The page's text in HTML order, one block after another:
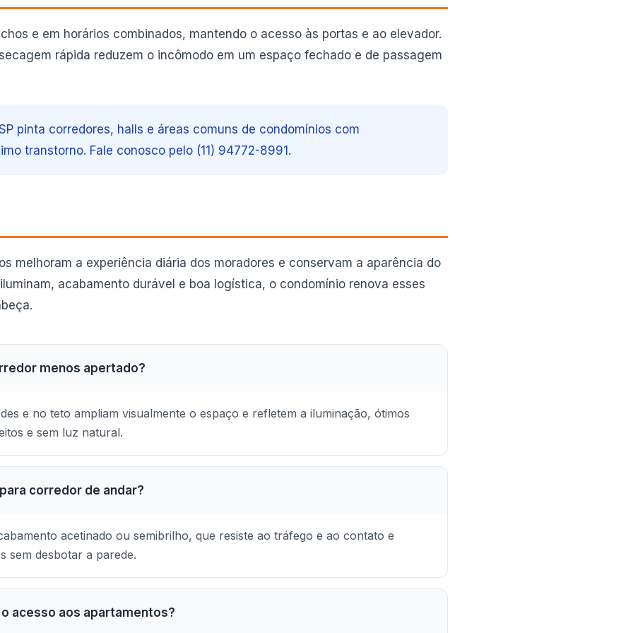
e em horários combinados, mantendo o acesso às portas e ao elevador.
rápida reduzem o incômodo em um espaço fechado e de passagem
pinta corredores, halls e áreas comuns de condomínios com
transtorno. Fale conosco pelo (11) 94772-8991.
melhoram a experiência diária dos moradores e conservam a aparência do
acabamento durável e boa logística, o condomínio renova esses
menos apertado?
e no teto ampliam visualmente o espaço e refletem a iluminação, ótimos
e sem luz natural.
corredor de andar?
acetinado ou semibrilho, que resiste ao tráfego e ao contato e
sem desbotar a parede.
acesso aos apartamentos?